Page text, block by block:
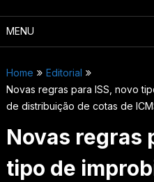
MENU
Home
Editorial
Novas regras para ISS, novo
de distribuição de cotas de
Novas regras
tipo de